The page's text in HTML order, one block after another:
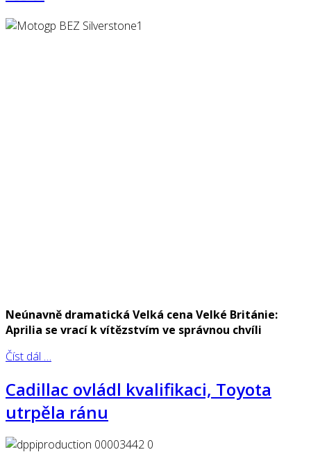
Neúnavně dramatická Velká cena Velké Británie:
Aprilia se vrací k vítězstvím ve správnou chvíli
Číst dál …
Cadillac ovládl kvalifikaci, Toyota
utrpěla ránu